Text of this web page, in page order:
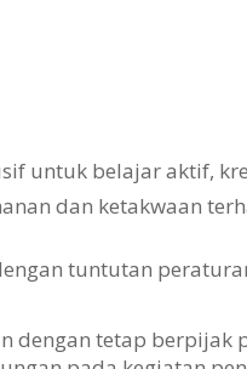
untuk belajar aktif,
dan ketakwaan
tuntutan
dengan tetap